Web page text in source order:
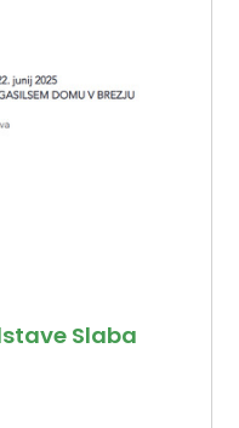
Slaba